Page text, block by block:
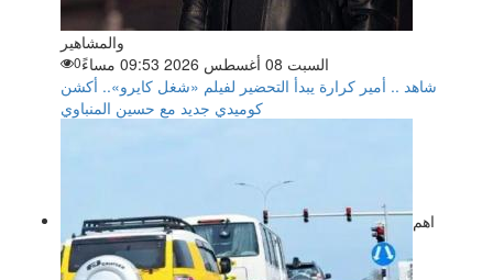
والمشاهير
السبت 08 أغسطس 2026 09:53 مساءً
0
شاهد .. أمير كرارة يبدأ التحضير لفيلم «شغل كايرو».. أكشن
كوميدي جديد مع حسين المنباوي
اهم